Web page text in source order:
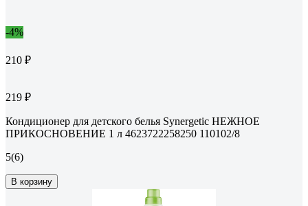
-4%
210 ₽
219 ₽
Кондиционер для детского белья Synergetic НЕЖНОЕ
ПРИКОСНОВЕНИЕ 1 л 4623722258250 110102/8
5(6)
В корзину